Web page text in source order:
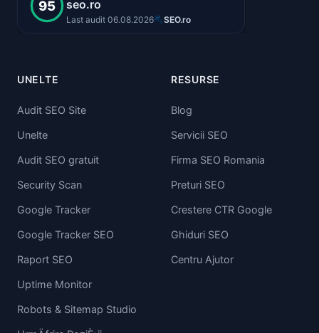
UNELTE
Audit SEO Site
Unelte
Audit SEO gratuit
Security Scan
Google Tracker
Google Tracker SEO
Raport SEO
Uptime Monitor
Robots & Sitemap Studio
RESURSE
Blog
Servicii SEO
Firma SEO Romania
Preturi SEO
Crestere CTR Google
Ghiduri SEO
Centru Ajutor